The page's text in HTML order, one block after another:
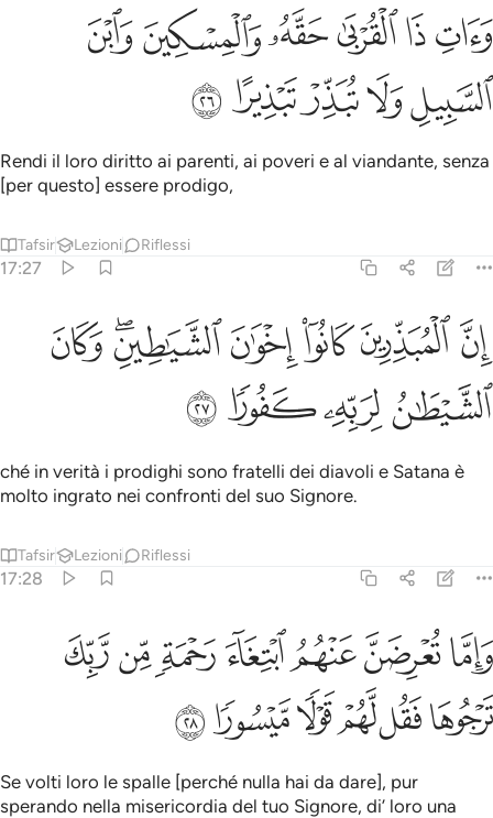
وات ذا القربى حقه والمسكين وابن السبيل ولا تبذر تبذيرا ٢٦
وَءَاتِ ذَا ٱلْقُرْبَىٰ حَقَّهُۥ وَٱلْمِسْكِينَ وَٱبْنَ ٱلسَّبِيلِ وَلَا تُبَذِّرْ تَبْذِيرًا ٢٦
ﲽﲾﲿﳀﳁﳂ
ﳃﳄﳅﳆﳇ
Rendi il loro diritto ai parenti, ai poveri e al viandante, senza
[per questo] essere prodigo,
Tafsir Lezioni Riflessi
17:27
ان المبذرين كانوا اخوان الشياطين وكان الشيطان لربه كفورا ٢٧
إِنَّ ٱلْمُبَذِّرِينَ كَانُوٓا۟ إِخْوَٰنَ ٱلشَّيَـٰطِينِ ۖ وَكَانَ ٱلشَّيْطَـٰنُ لِرَبِّهِۦ
ﳈﳉﳊﳋﳌﳍﳎ
ﳏﳐﳑﳒ
ché in verità i prodighi sono fratelli dei diavoli e Satana è
molto ingrato nei confronti del suo Signore.
Tafsir Lezioni Riflessi
17:28
واما تعرضن عنهم ابتغاء رحمة من ربك ترجوها فقل لهم قولا ميسورا ٢٨
وَإِمَّا تُعْرِضَنَّ عَنْهُمُ ٱبْتِغَآءَ رَحْمَةٍۢ مِّن رَّبِّكَ تَرْجُوهَا فَقُل لَّهُمْ قَوْلًۭا
ﱁﱂﱃﱄﱅﱆﱇ
ﱈﱉﱊﱋﱌﱍ
Se volti loro le spalle [perché nulla hai da dare], pur
sperando nella misericordia del tuo Signore, di’ loro una